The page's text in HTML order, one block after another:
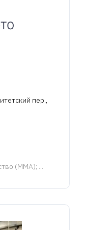
пер.,
(MMA); ...